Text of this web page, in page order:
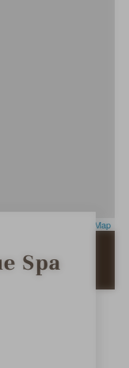
OpenStreetMap
Spa